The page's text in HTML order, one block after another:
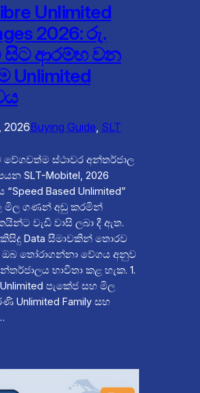
Unlimited
2026: රු.
සිට ආරම්භ වන
Unlimited
2026Buying Guide, SLT
වේගවත්ම ස්ථාවර අන්තර්ජාල
SLT-Mobitel, 2026
Based Unlimited”
මිල ගණන් අඩු කරමින්
වැඩි වාසි ලබා දී ඇත.
Data සීමාවකින් තොරව
ඔබ තෝරාගන්නා වේගය අනුව
භාවිතා කළ හැක. 1.
පැකේජ සහ මිල
Unlimited Family සහ